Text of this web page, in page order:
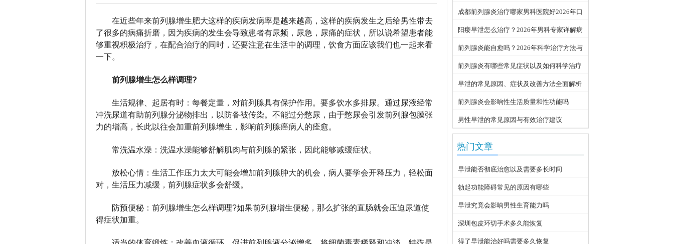
在近些年来前列腺增生肥大这样的疾病发病率是越来越高，这样的疾病发生之后给男性带去
了很多的病痛折磨，因为疾病的发生会导致患者有尿频，尿急，尿痛的症状，所以说希望患者能
够重视积极治疗，在配合治疗的同时，还要注意在生活中的调理，饮食方面应该我们也一起来看
一下。
前列腺增生怎么样调理?
生活规律、起居有时：每餐定量，对前列腺具有保护作用。要多饮水多排尿。通过尿液经常
冲洗尿道有助前列腺分泌物排出，以防备被传染。不能过分憋尿，由于憋尿会引发前列腺包膜张
力的增高，长此以往会加重前列腺增生，影响前列腺癌病人的痊愈。
常洗温水澡：洗温水澡能够舒解肌肉与前列腺的紧张，因此能够减缓症状。
放松心情：生活工作压力太大可能会增加前列腺肿大的机会，病人要学会开释压力，轻松面
对，生活压力减缓，前列腺症状多会舒缓。
防预便秘：前列腺增生怎么样调理?如果前列腺增生便秘，那么扩张的直肠就会压迫尿道使
得症状加重。
名
成都前列腺炎治疗哪家男科医院好2026年口
碑推荐
阳痿早泄怎么治疗？2026年男科专家详解病
因与科学用药方案
前列腺炎能自愈吗？2026年科学治疗方法与
日常护理指南
前列腺炎有哪些常见症状以及如何科学治疗
早泄的常见原因、症状及改善方法全面解析
前列腺炎会影响性生活质量和性功能吗
男性早泄的常见原因与有效治疗建议
热门文章
早泄能否彻底治愈以及需要多长时间
勃起功能障碍常见的原因有哪些
早泄究竟会影响男性生育能力吗
深圳包皮环切手术多久能恢复
得了早泄能治好吗需要多久恢复